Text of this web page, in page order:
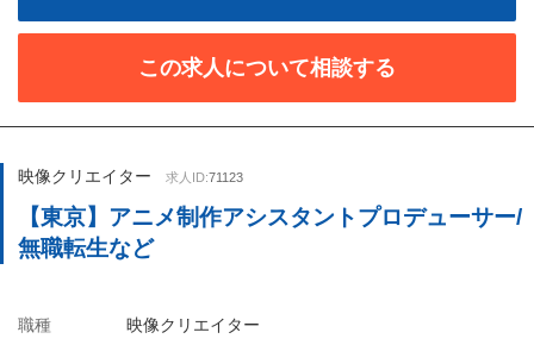
この求人について相談する
映像クリエイター 求人ID:71123
【東京】アニメ制作アシスタントプロデューサー/
無職転生など
職種 映像クリエイター